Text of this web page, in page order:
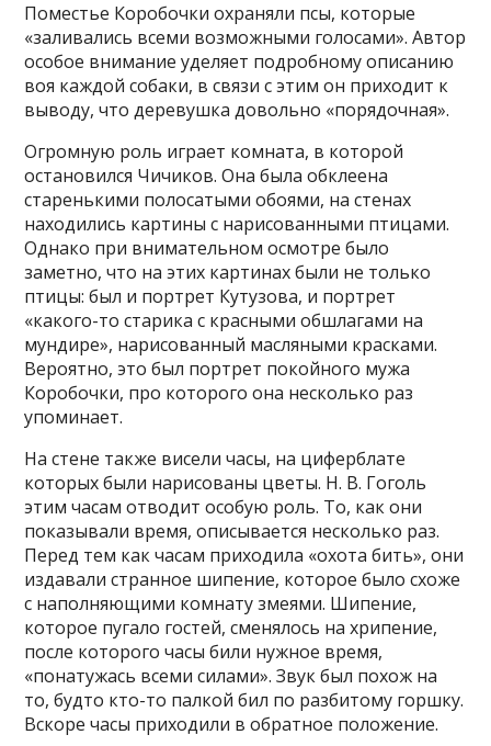
Поместье Коробочки охраняли псы, которые
«заливались всеми возможными голосами». Автор
особое внимание уделяет подробному описанию
воя каждой собаки, в связи с этим он приходит к
выводу, что деревушка довольно «порядочная».
Огромную роль играет комната, в которой
остановился Чичиков. Она была обклеена
старенькими полосатыми обоями, на стенах
находились картины с нарисованными птицами.
Однако при внимательном осмотре было
заметно, что на этих картинах были не только
птицы: был и портрет Кутузова, и портрет
«какого-то старика с красными обшлагами на
мундире», нарисованный масляными красками.
Вероятно, это был портрет покойного мужа
Коробочки, про которого она несколько раз
упоминает.
На стене также висели часы, на циферблате
которых были нарисованы цветы. Н. В. Гоголь
этим часам отводит особую роль. То, как они
показывали время, описывается несколько раз.
Перед тем как часам приходила «охота бить», они
издавали странное шипение, которое было схоже
с наполняющими комнату змеями. Шипение,
которое пугало гостей, сменялось на хрипение,
после которого часы били нужное время,
«понатужась всеми силами». Звук был похож на
то, будто кто-то палкой бил по разбитому горшку.
Вскоре часы приходили в обратное положение.